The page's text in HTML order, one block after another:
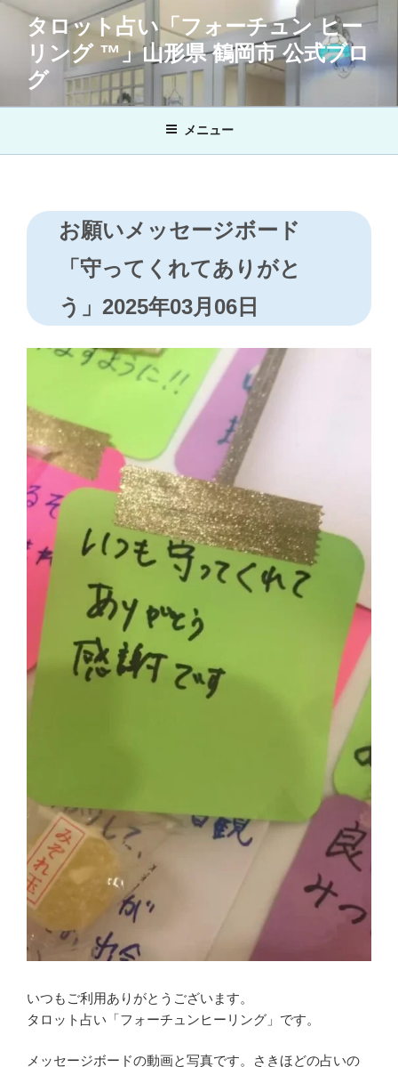
キ
タロット占い「フォーチュン ヒー
リング ™」山形県 鶴岡市 公式ブロ
グ
メニュー
お願いメッセージボード
「守ってくれてありがと
う」2025年03月06日
いつもご利用ありがとうございます。
タロット占い「フォーチュンヒーリング」です。
メッセージボードの動画と写真です。さきほどの占いの